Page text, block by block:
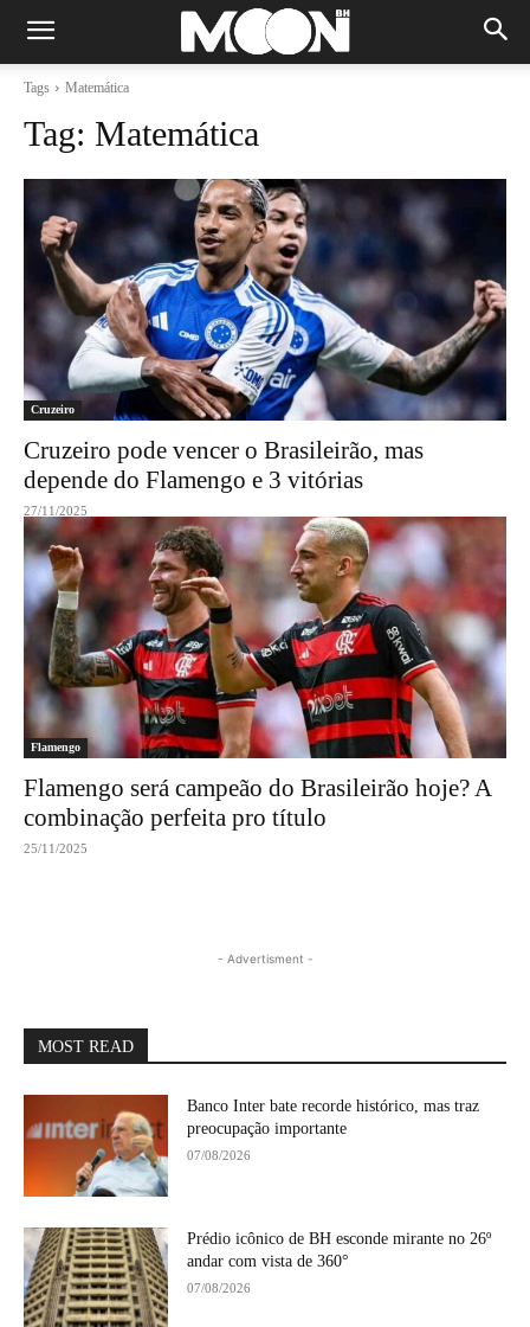
Tags Matemática
Tag: Matemática
Cruzeiro
Cruzeiro pode vencer o Brasileirão, mas
depende do Flamengo e 3 vitórias
27/11/2025
Flamengo
Flamengo será campeão do Brasileirão hoje? A
combinação perfeita pro título
25/11/2025
- Advertisment -
MOST READ
Banco Inter bate recorde histórico, mas traz
preocupação importante
07/08/2026
Prédio icônico de BH esconde mirante no 26º
andar com vista de 360°
07/08/2026